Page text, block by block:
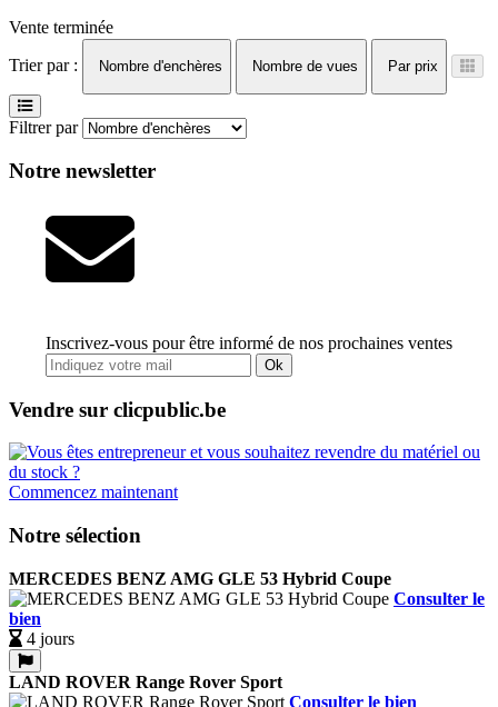
Vente terminée
Trier par :
Nombre d'enchères Nombre de vues Par prix
Filtrer par
Notre newsletter
Inscrivez-vous pour être informé de nos prochaines ventes
Ok
Vendre sur clicpublic.be
Commencez maintenant
Notre sélection
MERCEDES BENZ AMG GLE 53 Hybrid Coupe
Consulter le
bien
4 jours
LAND ROVER Range Rover Sport
Consulter le bien